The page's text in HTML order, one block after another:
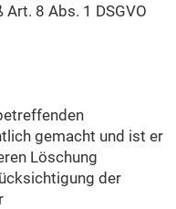
8 Abs. 1 DSGVO
gemacht und ist er
Löschung
der